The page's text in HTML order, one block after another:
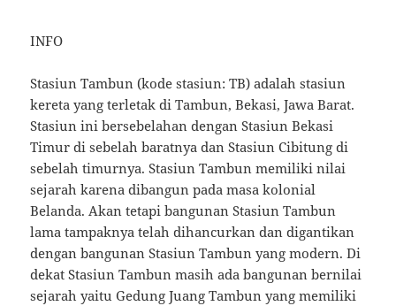
INFO
Stasiun Tambun (kode stasiun: TB) adalah stasiun
kereta yang terletak di Tambun, Bekasi, Jawa Barat.
Stasiun ini bersebelahan dengan Stasiun Bekasi
Timur di sebelah baratnya dan Stasiun Cibitung di
sebelah timurnya. Stasiun Tambun memiliki nilai
sejarah karena dibangun pada masa kolonial
Belanda. Akan tetapi bangunan Stasiun Tambun
lama tampaknya telah dihancurkan dan digantikan
dengan bangunan Stasiun Tambun yang modern. Di
dekat Stasiun Tambun masih ada bangunan bernilai
sejarah yaitu Gedung Juang Tambun yang memiliki